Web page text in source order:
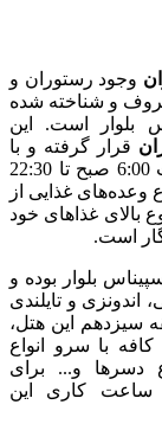
وجود رستوران و
و شناخته شده
هتل اسپیناس بلوار است. این
قرار گرفته و با
منظره زیبای بلوار کشاورز، هر روزه از ساعت 6:00 صبح تا 22:30
وعده‌های غذایی از
بالای غذاهای خود
است.
بلوار بوده و
اندونزی و تایلندی
سیزدهم این هتل،
با سرو انواع
دسرها و... برای
ساعت کاری این